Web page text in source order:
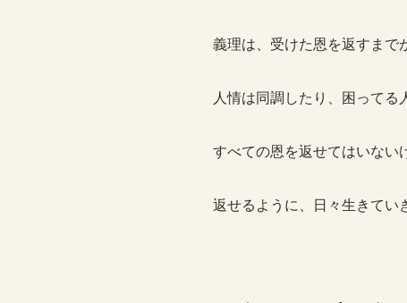
義理は、受けた恩を返すまで
人情は同調したり、困ってる
すべての恩を返せてはいない
返せるように、日々生きてい